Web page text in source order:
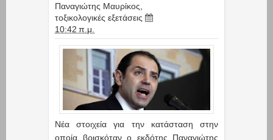
Παναγιώτης Μαυρίκος
τοξικολογικές εξετάσεις
10:42 π.μ.
Νέα στοιχεία για την κατάσταση στην
οποία βρισκόταν ο εκδότης Παναγιώτης